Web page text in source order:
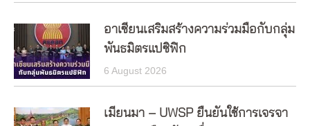
อาเซียนเสริมสร้างความร่วมมือกับกลุ่ม
พันธมิตรแปซิฟิก
6 August 2026
เมียนมา – UWSP ยืนยันใช้การเจรจา